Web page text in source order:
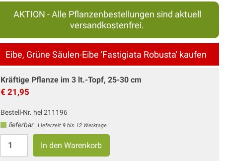
AKTION - Alle Pflanzenbestellungen sind aktuell
versandkostenfrei.
Eibe, Grüne Säulen-Eibe 'Fastigiata Robusta' kaufen
Kräftige Pflanze im 3 lt.-Topf, 25-30 cm
€ 21,95
Bestell-Nr. hel 211196
lieferbar
Lieferzeit 9 bis 12 Werktage